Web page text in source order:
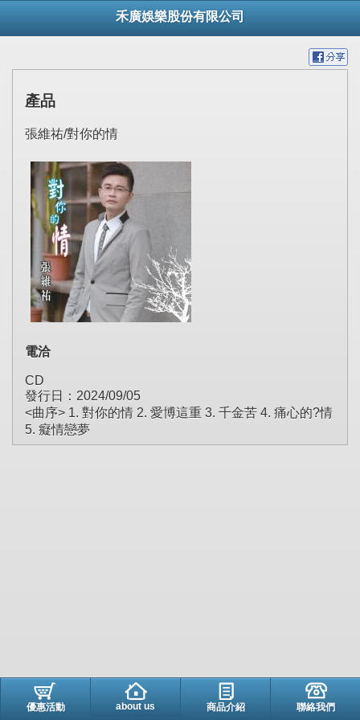
禾廣娛樂股份有限公司
產品
張維祐/對你的情
電洽
CD
發行日：2024/09/05
<曲序> 1. 對你的情 2. 愛博這重 3. 千金苦 4. 痛心的?情
5. 癡情戀夢
優惠活動 about us 商品介紹 聯絡我們